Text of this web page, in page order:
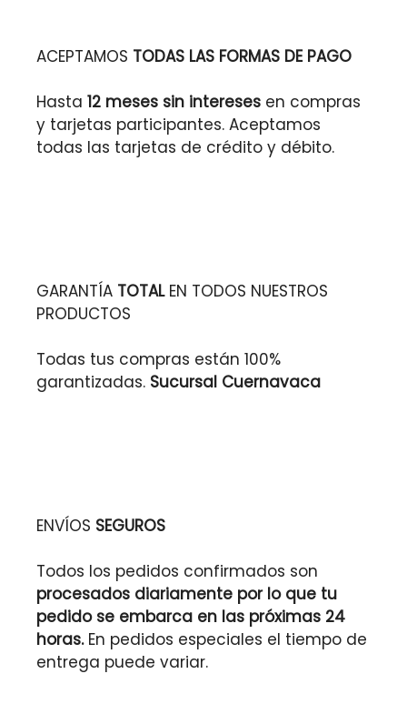
ACEPTAMOS TODAS LAS FORMAS DE PAGO
Hasta 12 meses sin intereses en compras
y tarjetas participantes. Aceptamos
todas las tarjetas de crédito y débito.
GARANTÍA TOTALEN TODOS NUESTROS
PRODUCTOS
Todas tus compras están 100%
garantizadas. Sucursal Cuernavaca
ENVÍOS SEGUROS
Todos los pedidos confirmados son
procesados diariamente por lo que tu
pedido se embarca en las próximas 24
horas.En pedidos especiales el tiempo de
entrega puede variar.